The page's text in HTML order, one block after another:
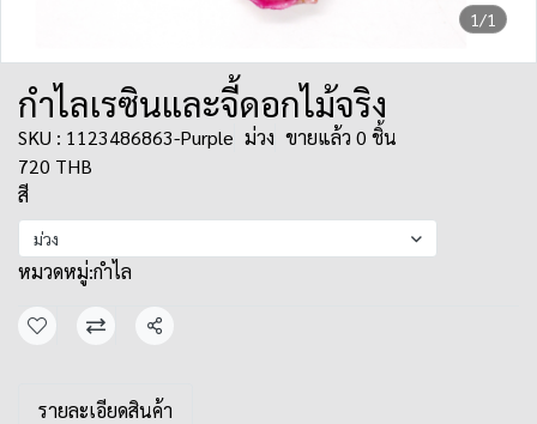
1/1
กำไลเรซินและจี้ดอกไม้จริง
SKU : 1123486863-Purple ม่วง ขายแล้ว 0 ชิ้น
720 THB
สี
ม่วง
หมวดหมู่:กำไล
แชร์
รายละเอียดสินค้า